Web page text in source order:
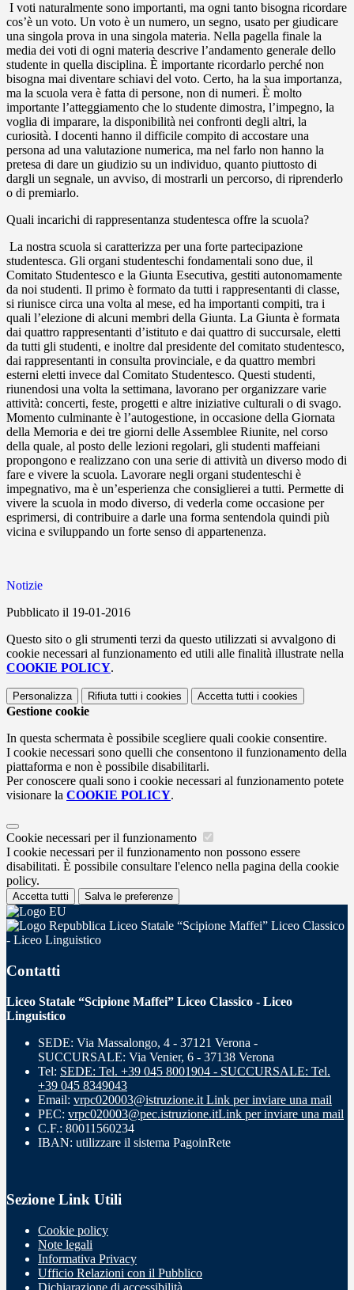
I voti naturalmente sono importanti, ma ogni tanto bisogna ricordare
cos’è un voto. Un voto è un numero, un segno, usato per giudicare
una singola prova in una singola materia. Nella pagella finale la
media dei voti di ogni materia descrive l’andamento generale dello
studente in quella disciplina. È importante ricordarlo perché non
bisogna mai diventare schiavi del voto. Certo, ha la sua importanza,
ma la scuola vera è fatta di persone, non di numeri. È molto
importante l’atteggiamento che lo studente dimostra, l’impegno, la
voglia di imparare, la disponibilità nei confronti degli altri, la
curiosità. I docenti hanno il difficile compito di accostare una
persona ad una valutazione numerica, ma nel farlo non hanno la
pretesa di dare un giudizio su un individuo, quanto piuttosto di
dargli un segnale, un avviso, di mostrarli un percorso, di riprenderlo
o di premiarlo.
Quali incarichi di rappresentanza studentesca offre la scuola?
La nostra scuola si caratterizza per una forte partecipazione
studentesca. Gli organi studenteschi fondamentali sono due, il
Comitato Studentesco e la Giunta Esecutiva, gestiti autonomamente
da noi studenti. Il primo è formato da tutti i rappresentanti di classe,
si riunisce circa una volta al mese, ed ha importanti compiti, tra i
quali l’elezione di alcuni membri della Giunta. La Giunta è formata
dai quattro rappresentanti d’istituto e dai quattro di succursale, eletti
da tutti gli studenti, e inoltre dal presidente del comitato studentesco,
dai rappresentanti in consulta provinciale, e da quattro membri
esterni eletti invece dal Comitato Studentesco. Questi studenti,
riunendosi una volta la settimana, lavorano per organizzare varie
attività: concerti, feste, progetti e altre iniziative culturali o di svago.
Momento culminante è l’autogestione, in occasione della Giornata
della Memoria e dei tre giorni delle Assemblee Riunite, nel corso
della quale, al posto delle lezioni regolari, gli studenti maffeiani
propongono e realizzano con una serie di attività un diverso modo di
fare e vivere la scuola. Lavorare negli organi studenteschi è
impegnativo, ma è un’esperienza che consiglierei a tutti. Permette di
vivere la scuola in modo diverso, di vederla come occasione per
esprimersi, di contribuire a darle una forma sentendola quindi più
vicina e sviluppando un forte senso di appartenenza.
Notizie
Pubblicato il 19-01-2016
Questo sito o gli strumenti terzi da questo utilizzati si avvalgono di
cookie necessari al funzionamento ed utili alle finalità illustrate nella
COOKIE POLICY.
Personalizza Rifiuta tutti i cookies Accetta tutti i cookies
Gestione cookie
In questa schermata è possibile scegliere quali cookie consentire.
I cookie necessari sono quelli che consentono il funzionamento della
piattaforma e non è possibile disabilitarli.
Per conoscere quali sono i cookie necessari al funzionamento potete
visionare la COOKIE POLICY.
Cookie necessari per il funzionamento
I cookie necessari per il funzionamento non possono essere
disabilitati. È possibile consultare l'elenco nella pagina della cookie
policy.
Accetta tutti Salva le preferenze
Liceo Statale “Scipione Maffei” Liceo Classico
- Liceo Linguistico
Contatti
Liceo Statale “Scipione Maffei” Liceo Classico - Liceo
Linguistico
SEDE: Via Massalongo, 4 - 37121 Verona -
SUCCURSALE: Via Venier, 6 - 37138 Verona
Tel: SEDE: Tel. +39 045 8001904 - SUCCURSALE: Tel.
+39 045 8349043
Email: vrpc020003@istruzione.it Link per inviare una mail
PEC: vrpc020003@pec.istruzione.itLink per inviare una mail
C.F.: 80011560234
IBAN: utilizzare il sistema PagoinRete
Sezione Link Utili
Cookie policy
Note legali
Informativa Privacy
Ufficio Relazioni con il Pubblico